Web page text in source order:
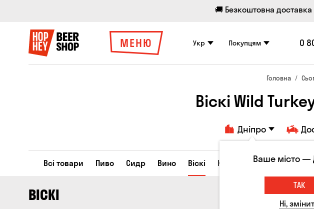
🚚 Безкоштовна доставка
МЕНЮ Укр Покупцям 0
Головна
Віскі Wild
Дніпро
Всі товари Пиво Сидр Вино Віскі Коктейлі Горілка
ВІСКІ
Ваше місто —
ТАК
Ні,